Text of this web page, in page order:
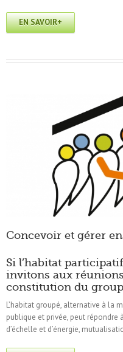
EN SAVOIR+
Concevoir et gérer
Si l’habitat
invitons aux
constitution du
L’habitat groupé, alternative à la
publique et privée, peut
d’échelle et d’énergie,